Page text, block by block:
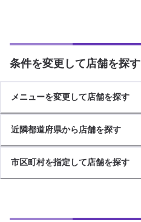
条件を変更して店舗を探す
メニューを変更して店舗を探す
近隣都道府県から店舗を探す
市区町村を指定して店舗を探す